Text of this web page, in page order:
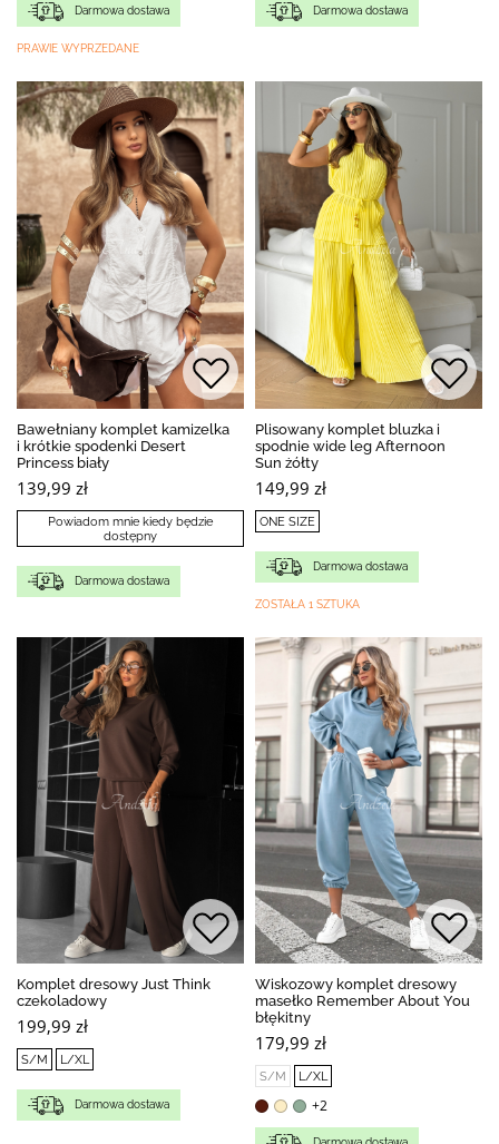
Darmowa dostawa
PRAWIE WYPRZEDANE
Darmowa dostawa
Bawełniany komplet kamizelka
i krótkie spodenki Desert
Princess biały
139,99 zł
Powiadom mnie kiedy będzie
dostępny
Darmowa dostawa
Plisowany komplet bluzka i
spodnie wide leg Afternoon
Sun żółty
149,99 zł
ONE SIZE
Darmowa dostawa
ZOSTAŁA 1 SZTUKA
Komplet dresowy Just Think
czekoladowy
199,99 zł
S/M L/XL
Darmowa dostawa
Wiskozowy komplet dresowy
masełko Remember About You
błękitny
179,99 zł
S/M L/XL
+2